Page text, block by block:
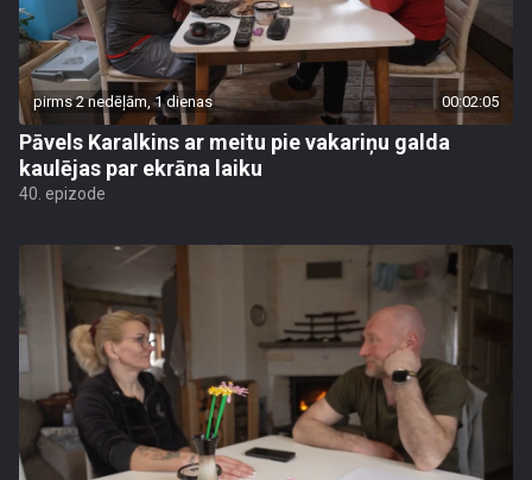
pirms 2 nedēļām, 1 dienas 00:02:05
Pāvels Karalkins ar meitu pie vakariņu galda
kaulējas par ekrāna laiku
40. epizode